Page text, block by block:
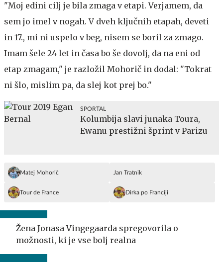
"Moj edini cilj je bila zmaga v etapi. Verjamem, da
sem jo imel v nogah. V dveh ključnih etapah, deveti
in 17., mi ni uspelo v beg, nisem se boril za zmago.
Imam šele 24 let in časa bo še dovolj, da na eni od
etap zmagam," je razložil Mohorič in dodal: "Tokrat
ni šlo, mislim pa, da slej kot prej bo."
SPORTAL
Kolumbija slavi junaka Toura,
Ewanu prestižni šprint v Parizu
Matej Mohorič Jan Tratnik
Tour de France Dirka po Franciji
Žena Jonasa Vingegaarda spregovorila o
možnosti, ki je vse bolj realna